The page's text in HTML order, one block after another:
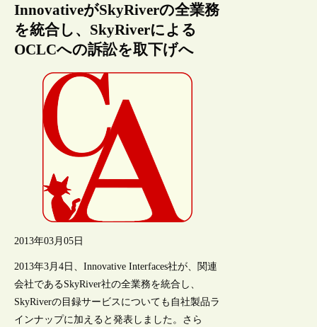
InnovativeがSkyRiverの全業務
を統合し、SkyRiverによる
OCLCへの訴訟を取下げへ
2013年03月05日
2013年3月4日、Innovative Interfaces社が、関連
会社であるSkyRiver社の全業務を統合し、
SkyRiverの目録サービスについても自社製品ラ
インナップに加えると発表しました。さら